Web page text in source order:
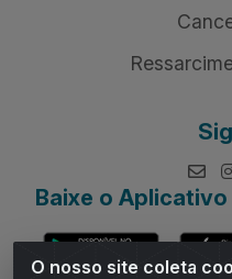
O nosso site coleta
Baixe o Aplicativo